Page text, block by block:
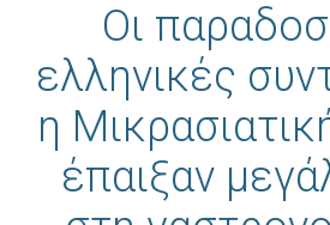
Οι
ελληνικές
η
έπαιξαν